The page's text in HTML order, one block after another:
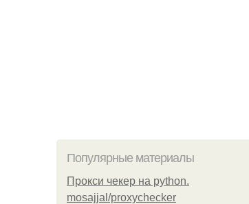
Популярные материалы
Прокси чекер на python.
mosajjal/proxychecker